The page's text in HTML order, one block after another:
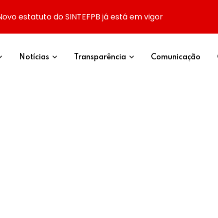
Notícias Transparência Comunicação
estatuto do SINTEFPB já está em vigor